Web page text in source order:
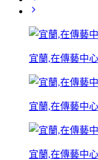
宜蘭,在傳藝中
宜蘭,在傳藝中
宜蘭,在傳藝中